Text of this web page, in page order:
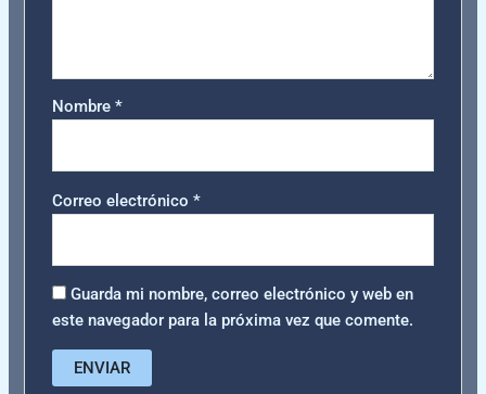
Nombre *
Correo electrónico *
Guarda mi nombre, correo electrónico y web en
este navegador para la próxima vez que comente.